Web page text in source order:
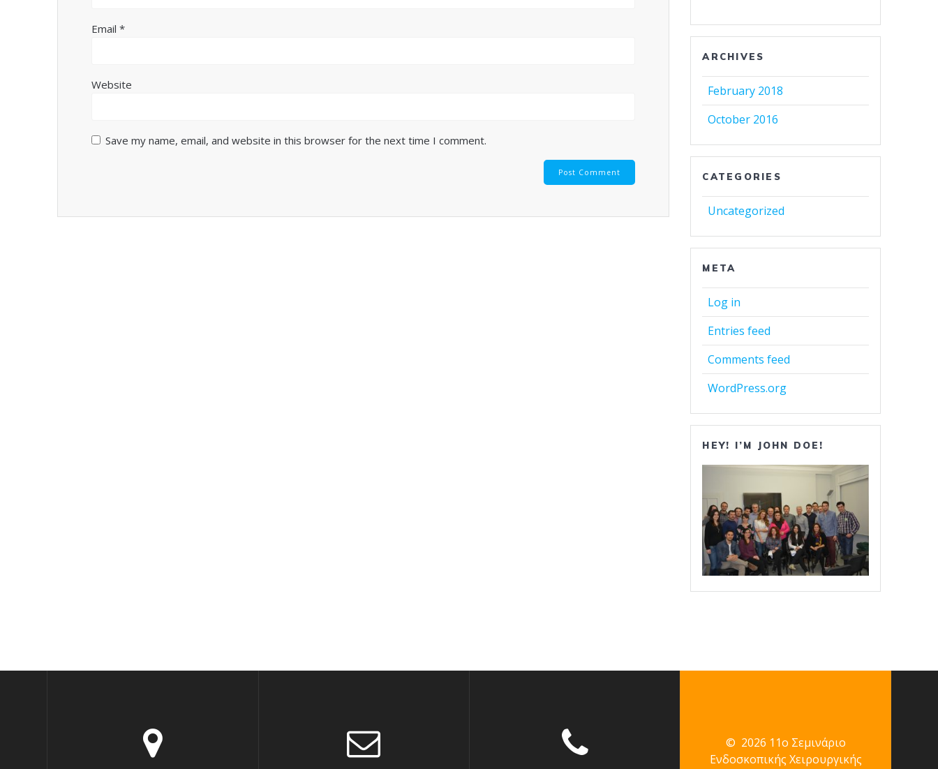
Email*
Website
Save my name, email, and website in this browser for the next time I comment.
ARCHIVES
February 2018
October 2016
CATEGORIES
Uncategorized
META
Log in
Entries feed
Comments feed
WordPress.org
HEY! I’M JOHN DOE!
© 2026 11ο Σεμινάριο
Ενδοσκοπικής Χειρουργικής